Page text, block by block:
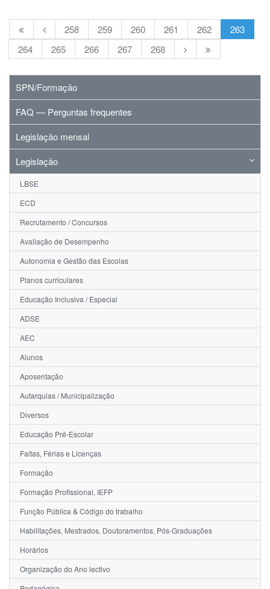
258 259 260 261 262
263
264
265 266 267 268
SPN/Formação
FAQ — Perguntas frequentes
Legislação mensal
Legislação
LBSE
ECD
Recrutamento / Concursos
Avaliação de Desempenho
Autonomia e Gestão das Escolas
Planos curriculares
Educação Inclusiva / Especial
ADSE
AEC
Alunos
Aposentação
Autarquias / Municipalização
Diversos
Educação Pré-Escolar
Faltas, Férias e Licenças
Formação
Formação Profissional, IEFP
Função Pública & Código do trabalho
Habilitações, Mestrados, Doutoramentos, Pós-Graduações
Horários
Organização do Ano lectivo